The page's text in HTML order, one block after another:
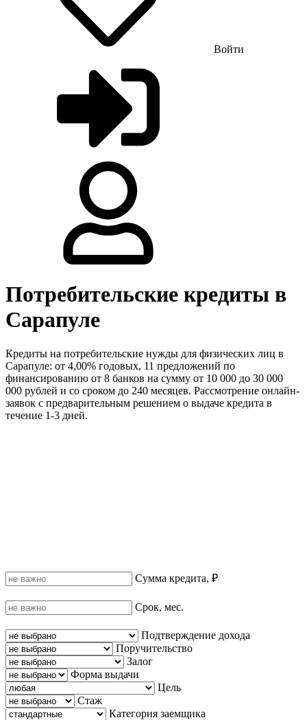
Войти
Потребительские кредиты в
Сарапуле
Кредиты на потребительские нужды для физических лиц в
Сарапуле: от 4,00% годовых, 11 предложений по
финансированию от 8 банков на сумму от 10 000 до 30 000
000 рублей и со сроком до 240 месяцев. Рассмотрение онлайн-
заявок с предварительным решением о выдаче кредита в
течение 1-3 дней.
Сумма кредита, ₽
Срок, мес.
Подтверждение дохода
Поручительство
Залог
Форма выдачи
Цель
Стаж
Категория заемщика